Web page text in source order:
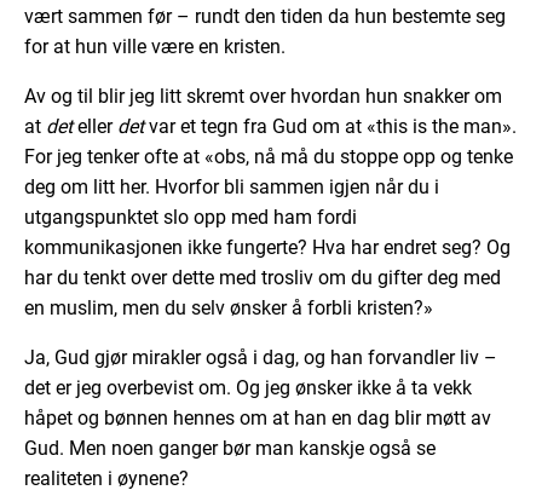
vært sammen før – rundt den tiden da hun bestemte seg
for at hun ville være en kristen.
Av og til blir jeg litt skremt over hvordan hun snakker om
at deteller detvar et tegn fra Gud om at «this is the man».
For jeg tenker ofte at «obs, nå må du stoppe opp og tenke
deg om litt her. Hvorfor bli sammen igjen når du i
utgangspunktet slo opp med ham fordi
kommunikasjonen ikke fungerte? Hva har endret seg? Og
har du tenkt over dette med trosliv om du gifter deg med
en muslim, men du selv ønsker å forbli kristen?»
Ja, Gud gjør mirakler også i dag, og han forvandler liv –
det er jeg overbevist om. Og jeg ønsker ikke å ta vekk
håpet og bønnen hennes om at han en dag blir møtt av
Gud. Men noen ganger bør man kanskje også se
realiteten i øynene?